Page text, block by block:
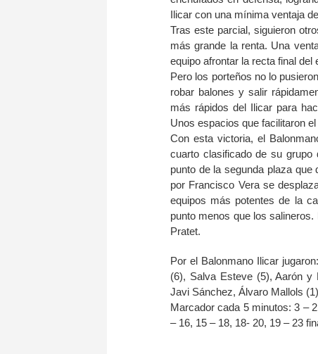
Ilicar con una mínima ventaja
Tras este parcial, siguieron
más grande la renta. Una
equipo afrontar la recta final del
Pero los porteños no lo
robar balones y salir
más rápidos del Ilicar para
Unos espacios que facilitaron
Con esta victoria, el
cuarto clasificado de su
punto de la segunda plaza
por Francisco Vera se
equipos más potentes de la
punto menos que los
Pratet.
Por el Balonmano Ilicar
(6), Salva Esteve (5), Aarón y
Javi Sánchez, Álvaro Mallols
Marcador cada 5 minutos: 3 –
– 16, 15 – 18, 18- 20, 19 – 23